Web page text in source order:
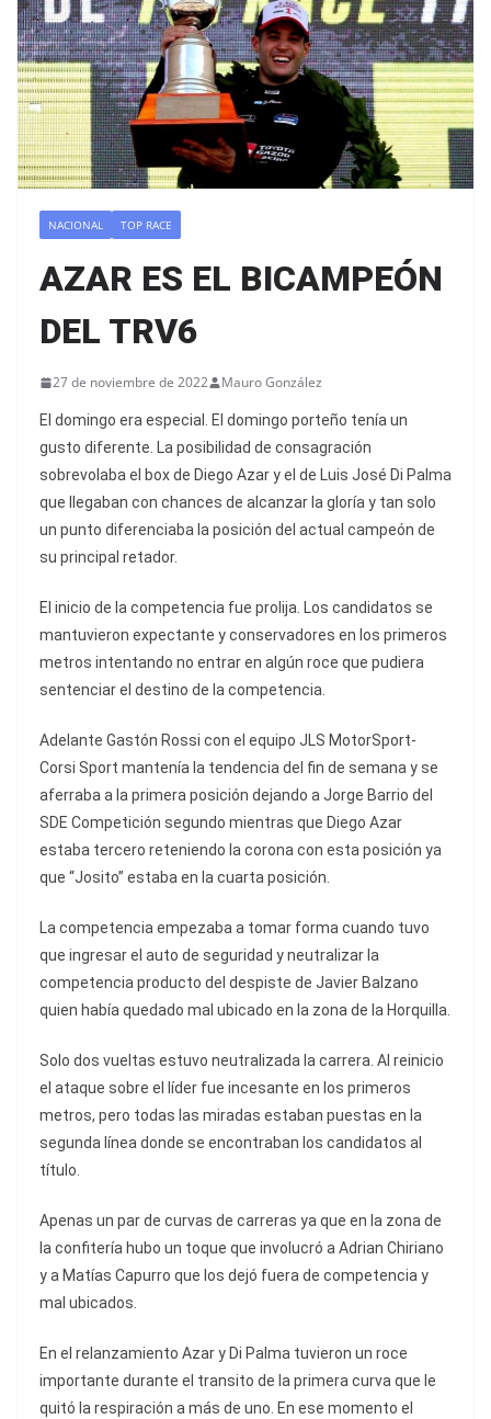
NACIONAL TOP RACE
AZAR ES EL BICAMPEÓN
DEL TRV6
27 de noviembre de 2022 Mauro González
El domingo era especial. El domingo porteño tenía un
gusto diferente. La posibilidad de consagración
sobrevolaba el box de Diego Azar y el de Luis José Di Palma
que llegaban con chances de alcanzar la gloría y tan solo
un punto diferenciaba la posición del actual campeón de
su principal retador.
El inicio de la competencia fue prolija. Los candidatos se
mantuvieron expectante y conservadores en los primeros
metros intentando no entrar en algún roce que pudiera
sentenciar el destino de la competencia.
Adelante Gastón Rossi con el equipo JLS MotorSport-
Corsi Sport mantenía la tendencia del fin de semana y se
aferraba a la primera posición dejando a Jorge Barrio del
SDE Competición segundo mientras que Diego Azar
estaba tercero reteniendo la corona con esta posición ya
que “Josito” estaba en la cuarta posición.
La competencia empezaba a tomar forma cuando tuvo
que ingresar el auto de seguridad y neutralizar la
competencia producto del despiste de Javier Balzano
quien había quedado mal ubicado en la zona de la Horquilla.
Solo dos vueltas estuvo neutralizada la carrera. Al reinicio
el ataque sobre el líder fue incesante en los primeros
metros, pero todas las miradas estaban puestas en la
segunda línea donde se encontraban los candidatos al
título.
Apenas un par de curvas de carreras ya que en la zona de
la confitería hubo un toque que involucró a Adrian Chiriano
y a Matías Capurro que los dejó fuera de competencia y
mal ubicados.
En el relanzamiento Azar y Di Palma tuvieron un roce
importante durante el transito de la primera curva que le
quitó la respiración a más de uno. En ese momento el